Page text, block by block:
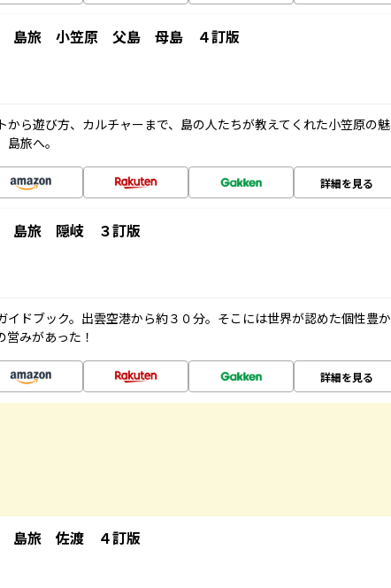
島旅 小笠原 父島 母島 ４訂版
から遊び方、カルチャーまで、島の人たちが教えてくれた小笠原の魅
旅へ。
詳細を見る
島旅 隠岐 ３訂版
イドブック。出雲空港から約３０分。そこには世界が認めた個性豊か
みがあった！
詳細を見る
島旅 佐渡 ４訂版